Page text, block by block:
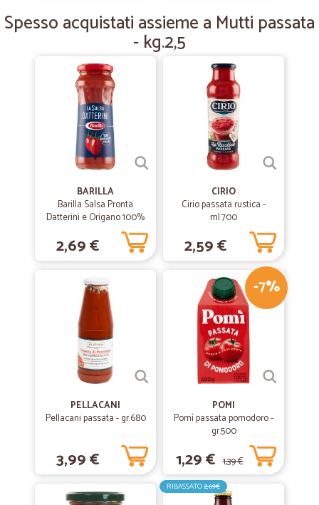
Grazia M.
Darei anche 10 stelle
Nonostante sia un periodo di forte sconvolgimento a causa del
COVID-19 ed essere stata costretta ad attendere la mezzanotte per
poter fare il mio ordine a causa del overbooking non posso che
mettere 5 stelle per la velocità con cui mi è stata consegnata la
spesa e per la pregevole attenzione con cui si è gestito questo
periodo difficile
Spesso acquistati assieme a Mutti passata
- kg.2,5
BARILLA
Barilla Salsa Pronta
Datterini e Origano 100%
ingredienti italiani 300g
2,69 €
CIRIO
Cirio passata rustica -
ml.700
2,59 €
PELLACANI
Pellacani passata - gr.680
3,99 €
-7%
POMI
Pomì passata pomodoro -
gr.500
1,29 € 1,39 €
RIBASSATO2,69€